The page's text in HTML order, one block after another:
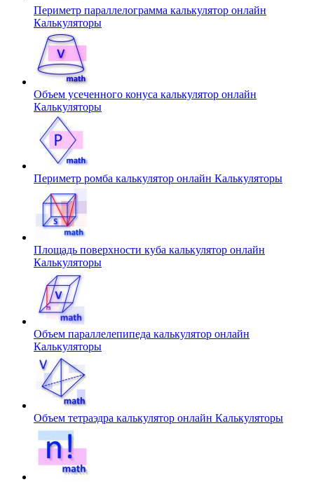
Периметр параллелограмма калькулятор онлайн
Калькуляторы
Объем усеченного конуса калькулятор онлайн
Калькуляторы
Периметр ромба калькулятор онлайн Калькуляторы
Площадь поверхности куба калькулятор онлайн
Калькуляторы
Объем параллелепипеда калькулятор онлайн
Калькуляторы
Объем тетраэдра калькулятор онлайн Калькуляторы